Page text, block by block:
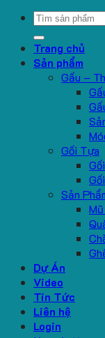
Search
Trang chủ
Sản phẩm
Gấu –
Gối Tựa
Sản
Dự Án
Video
Tin Tức
Liên hệ
Login